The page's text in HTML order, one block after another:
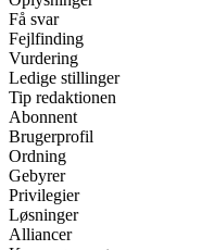
Få svar
Fejlfinding
Vurdering
Ledige stillinger
Tip redaktionen
Abonnent
Brugerprofil
Ordning
Gebyrer
Privilegier
Løsninger
Alliancer